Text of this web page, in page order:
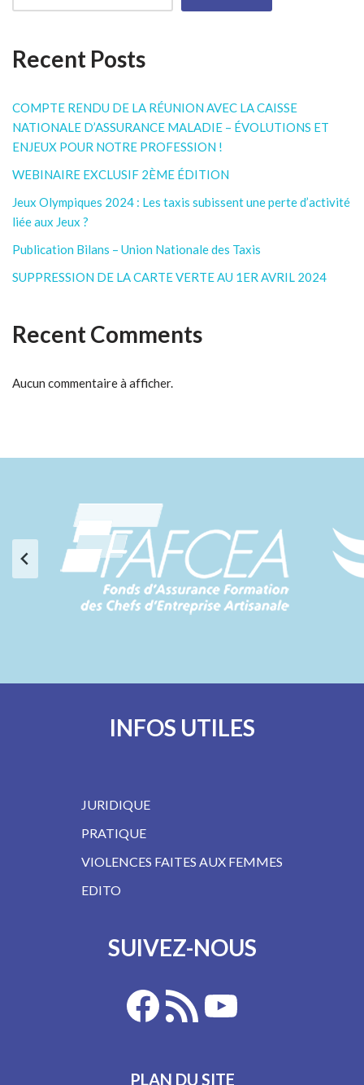
Recent Posts
COMPTE RENDU DE LA RÉUNION AVEC LA CAISSE
NATIONALE D’ASSURANCE MALADIE – ÉVOLUTIONS ET
ENJEUX POUR NOTRE PROFESSION !
WEBINAIRE EXCLUSIF 2ÈME ÉDITION
Jeux Olympiques 2024 : Les taxis subissent une perte d’activité
liée aux Jeux ?
Publication Bilans – Union Nationale des Taxis
SUPPRESSION DE LA CARTE VERTE AU 1ER AVRIL 2024
Recent Comments
Aucun commentaire à afficher.
INFOS UTILES
JURIDIQUE
PRATIQUE
VIOLENCES FAITES AUX FEMMES
EDITO
SUIVEZ-NOUS
PLAN DU SITE